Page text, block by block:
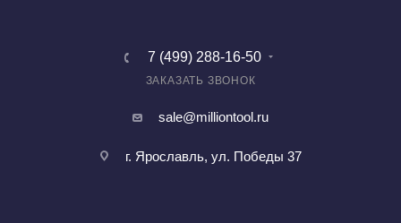
7 (499) 288-16-50
ЗАКАЗАТЬ ЗВОНОК
sale@milliontool.ru
г. Ярославль, ул. Победы 37